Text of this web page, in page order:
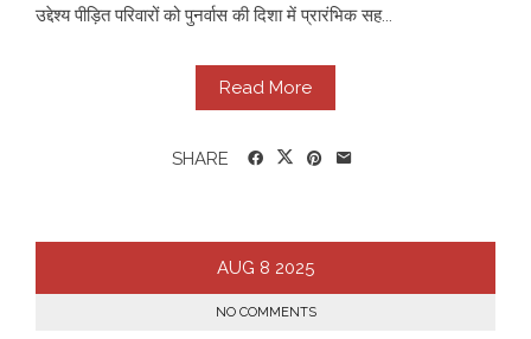
उद्देश्य पीड़ित परिवारों को पुनर्वास की दिशा में प्रारंभिक सह...
Read More
SHARE
AUG 8 2025
NO COMMENTS